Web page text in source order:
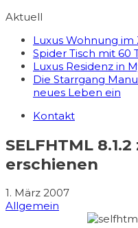
Aktuell
Luxus Wohnung
Spider Tisch mit 60
Luxus Residenz in
Die Starrgang
neues Leben ein
Kontakt
SELFHTML
erschienen
1. März 2007
Allgemein